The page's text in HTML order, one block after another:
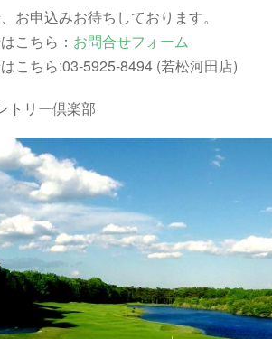
お申込みお待ちしております。
こちら： お問合せフォーム
こちら:03-5925-8494 (若松河田店)
トリー倶楽部